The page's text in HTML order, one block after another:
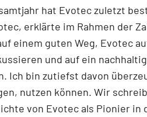
hat Evotec zuletzt
erklärte im Rahmen der
einem guten Weg, Evotec
und auf ein
Ich bin zutiefst davon
nutzen können. Wir
von Evotec als Pionier in